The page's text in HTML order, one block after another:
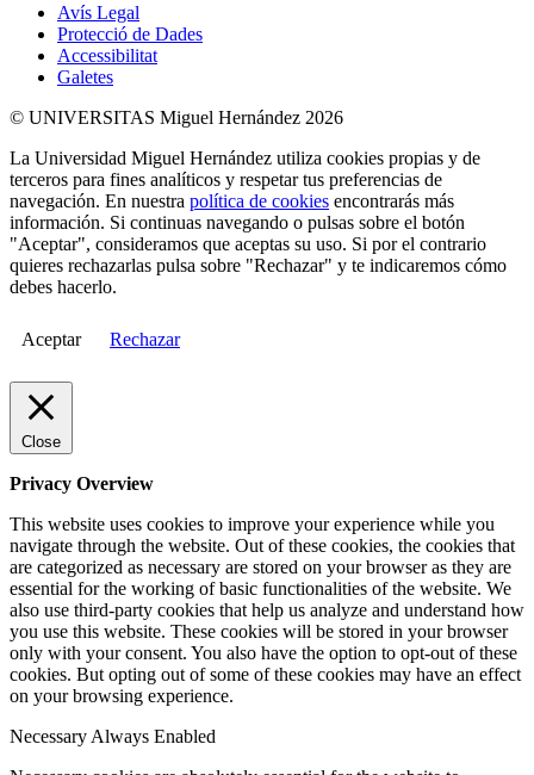
Avís Legal
Protecció de Dades
Accessibilitat
Galetes
© UNIVERSITAS Miguel Hernández 2026
La Universidad Miguel Hernández utiliza cookies propias y de
terceros para fines analíticos y respetar tus preferencias de
navegación. En nuestra política de cookies encontrarás más
información. Si continuas navegando o pulsas sobre el botón
"Aceptar", consideramos que aceptas su uso. Si por el contrario
quieres rechazarlas pulsa sobre "Rechazar" y te indicaremos cómo
debes hacerlo.
Aceptar Rechazar
Close
Privacy Overview
This website uses cookies to improve your experience while you
navigate through the website. Out of these cookies, the cookies that
are categorized as necessary are stored on your browser as they are
essential for the working of basic functionalities of the website. We
also use third-party cookies that help us analyze and understand how
you use this website. These cookies will be stored in your browser
only with your consent. You also have the option to opt-out of these
cookies. But opting out of some of these cookies may have an effect
on your browsing experience.
Necessary Always Enabled